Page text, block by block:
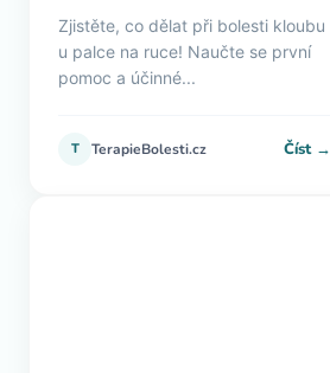
Zjistěte, co dělat při bolesti kloubu
u palce na ruce! Naučte se první
pomoc a účinné...
T TerapieBolesti.cz Číst →